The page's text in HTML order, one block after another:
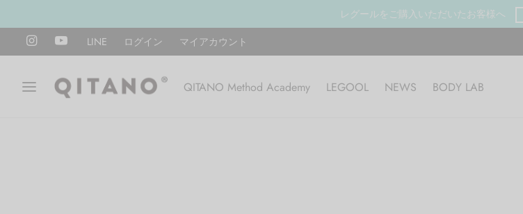
レグールをご購入いただいたお客様へ
LINE ログイン マイアカウント
QITANO Method Academy LEGOOL NEWS BODY LAB